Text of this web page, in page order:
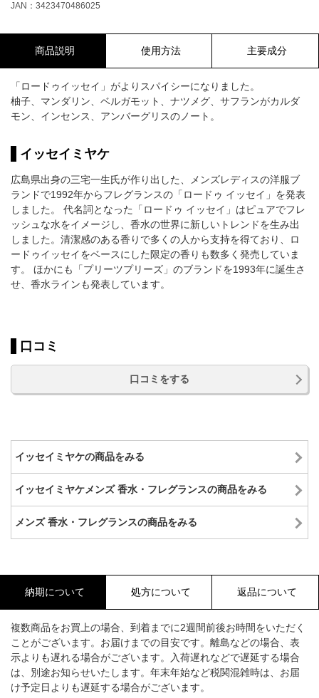
JAN：3423470486025
商品説明 使用方法 主要成分
「ロードゥイッセイ」がよりスパイシーになりました。
柚子、マンダリン、ベルガモット、ナツメグ、サフランがカルダ
モン、インセンス、アンバーグリスのノート。
イッセイミヤケ
広島県出身の三宅一生氏が作り出した、メンズレディスの洋服ブ
ランドで1992年からフレグランスの「ロードゥ イッセイ」を発表
しました。 代名詞となった「ロードゥ イッセイ」はピュアでフレ
ッシュな水をイメージし、香水の世界に新しいトレンドを生み出
しました。清潔感のある香りで多くの人から支持を得ており、ロ
ードゥイッセイをベースにした限定の香りも数多く発売していま
す。 ほかにも「プリーツプリーズ」のブランドを1993年に誕生さ
せ、香水ラインも発表しています。
口コミ
口コミをする
イッセイミヤケの商品をみる
イッセイミヤケメンズ 香水・フレグランスの商品をみる
メンズ 香水・フレグランスの商品をみる
納期について 処方について 返品について
複数商品をお買上の場合、到着までに2週間前後お時間をいただく
ことがございます。お届けまでの目安です。離島などの場合、表
示よりも遅れる場合がございます。入荷遅れなどで遅延する場合
は、別途お知らせいたします。年末年始など税関混雑時は、お届
け予定日よりも遅延する場合がございます。